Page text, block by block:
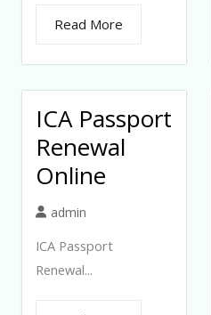
Read More
ICA Passport
Renewal
Online
admin
ICA Passport
Renewal...